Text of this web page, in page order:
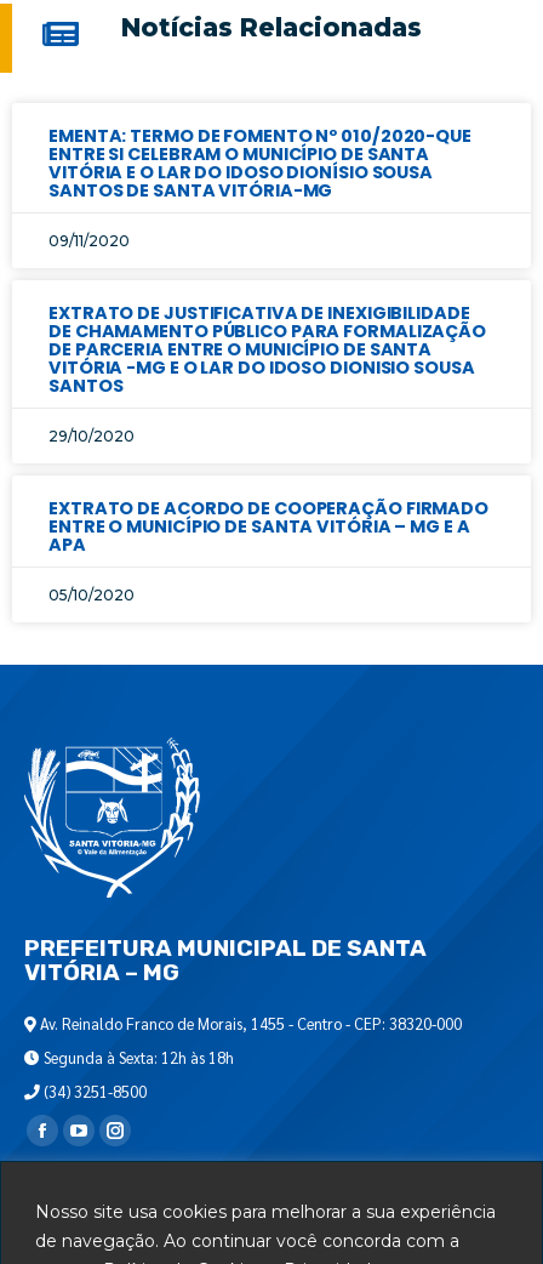
Nosso site usa cookies para melhorar a sua experiência
de navegação. Ao continuar você concorda com a
Notícias Relacionadas
EMENTA: TERMO DE FOMENTO Nº 010/2020-QUE
ENTRE SI CELEBRAM O MUNICÍPIO DE SANTA
VITÓRIA E O LAR DO IDOSO DIONÍSIO SOUSA
SANTOS DE SANTA VITÓRIA-MG
09/11/2020
EXTRATO DE JUSTIFICATIVA DE INEXIGIBILIDADE
DE CHAMAMENTO PÚBLICO PARA FORMALIZAÇÃO
DE PARCERIA ENTRE O MUNICÍPIO DE SANTA
VITÓRIA -MG E O LAR DO IDOSO DIONISIO SOUSA
SANTOS
29/10/2020
EXTRATO DE ACORDO DE COOPERAÇÃO FIRMADO
ENTRE O MUNICÍPIO DE SANTA VITÓRIA – MG E A
APA
05/10/2020
PREFEITURA MUNICIPAL DE SANTA
VITÓRIA – MG
Av. Reinaldo Franco de Morais, 1455 - Centro - CEP: 38320-000
Segunda à Sexta: 12h às 18h
(34) 3251-8500
Encontre-nos em:
Departamento de T.I.